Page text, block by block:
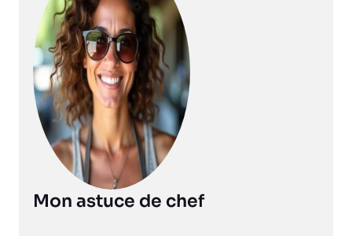
Mon astuce de chef